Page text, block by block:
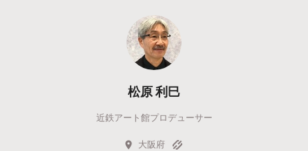
松原 利巳
近鉄アート館プロデューサー
大阪府